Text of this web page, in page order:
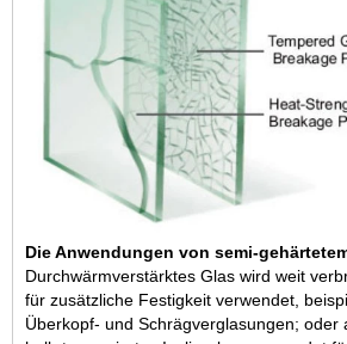
Die Anwendungen von semi-
Durchwärmverstärktes Glas wird weit
für zusätzliche Festigkeit verwendet,
Überkopf- und Schrägverglasungen; oder